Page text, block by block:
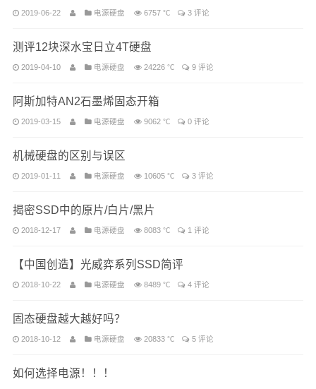
2019-06-22 电源硬盘 6757 ℃ 3 评论
测评12块深水宝日立4T硬盘
2019-04-10 电源硬盘 24226 ℃ 9 评论
阿斯加特AN2石墨烯固态开箱
2019-03-15 电源硬盘 9062 ℃ 0 评论
机械硬盘的区别与误区
2019-01-11 电源硬盘 10605 ℃ 3 评论
揭密SSD中的原片/白片/黑片
2018-12-17 电源硬盘 8083 ℃ 1 评论
【中国创造】光威弈系列SSD简评
2018-10-22 电源硬盘 8489 ℃ 4 评论
固态硬盘越大越好吗？
2018-10-12 电源硬盘 20833 ℃ 5 评论
如何选择电源！！！